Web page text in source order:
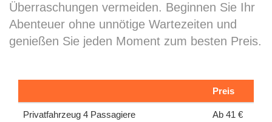
Überraschungen vermeiden. Beginnen Sie Ihr
Abenteuer ohne unnötige Wartezeiten und
genießen Sie jeden Moment zum besten Preis.
Preis
Privatfahrzeug 4 Passagiere Ab 41 €